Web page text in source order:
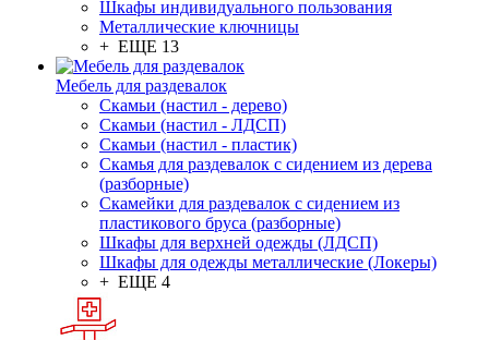
Шкафы индивидуального пользования
Металлические ключницы
+ ЕЩЕ 13
Мебель для раздевалок
Скамьи (настил - дерево)
Скамьи (настил - ЛДСП)
Скамьи (настил - пластик)
Скамья для раздевалок с сидением из дерева
(разборные)
Скамейки для раздевалок с сидением из
пластикового бруса (разборные)
Шкафы для верхней одежды (ЛДСП)
Шкафы для одежды металлические (Локеры)
+ ЕЩЕ 4